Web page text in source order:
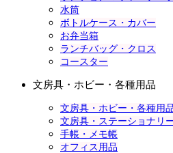
水筒
ボトルケース・カバー
お弁当箱
ランチバッグ・クロス
コースター
文房具・ホビー・各種用品
文房具・ホビー・各種用
文房具・ステーショナリ
手帳・メモ帳
オフィス用品